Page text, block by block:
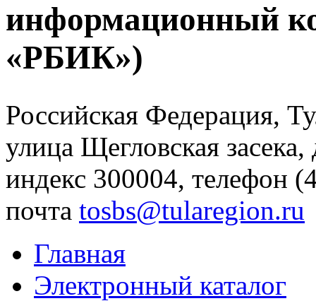
информационный
«РБИК»)
Российская Федерация,
улица Щегловская
индекс 300004, телефон
почта tosbs@tularegion.ru
Главная
Электронный каталог